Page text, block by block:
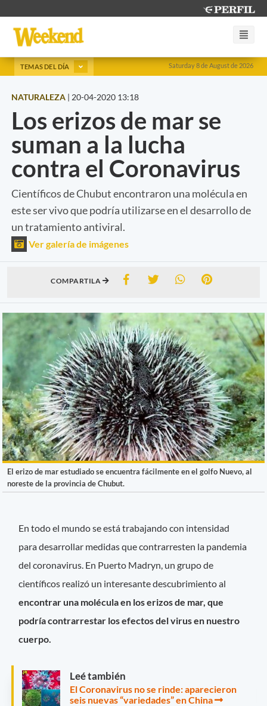
Saturday 8 de August de 2026
TEMAS DEL DÍA
NATURALEZA | 20-04-2020 13:18
Los erizos de mar se
suman a la lucha
contra el Coronavirus
Científicos de Chubut encontraron una molécula en
este ser vivo que podría utilizarse en el desarrollo de
un tratamiento antiviral.
Ver galería de imágenes
COMPARTILA
El erizo de mar estudiado se encuentra fácilmente en el golfo Nuevo, al
noreste de la provincia de Chubut.
En todo el mundo se está trabajando con intensidad
para desarrollar medidas que contrarresten la pandemia
del coronavirus. En Puerto Madryn, un grupo de
científicos realizó un interesante descubrimiento al
encontrar una molécula en los erizos de mar, que
podría contrarrestar los efectos del virus en nuestro
cuerpo.
Leé también
El Coronavirus no se rinde: aparecieron
seis nuevas “variedades” en China